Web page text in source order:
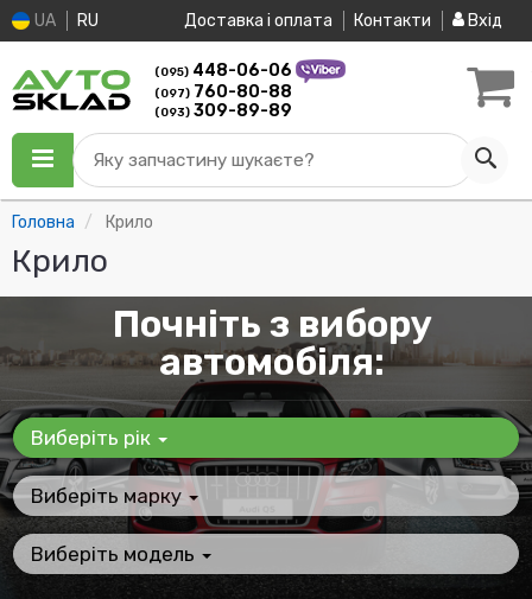
UA RU Доставка і оплата Контакти Вхід
(095) 448-06-06
(097) 760-80-88
(093) 309-89-89
Яку запчастину шукаєте?
Головна Крило
Крило
Почніть з вибору
автомобіля:
Виберіть рік
Виберіть марку
Виберіть модель